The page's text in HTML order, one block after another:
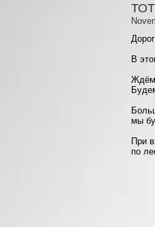
ТОТ
В
Ждём
мы
При
по